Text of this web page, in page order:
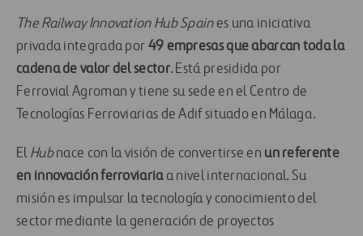
The Railway Innovation Hub Spain es una iniciativa
privada integrada por 49 empresas que abarcan toda la
cadena de valor del sector. Está presidida por
Ferrovial Agroman y tiene su sede en el Centro de
Tecnologías Ferroviarias de Adif situado en Málaga.
El Hubnace con la visión de convertirse en un referente
en innovación ferroviaria a nivel internacional. Su
misión es impulsar la tecnología y conocimiento del
sector mediante la generación de proyectos